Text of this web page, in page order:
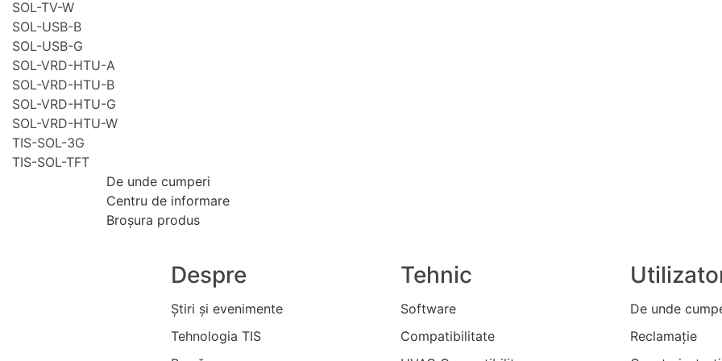
SOL-TV-W
SOL-USB-B
SOL-USB-G
SOL-VRD-HTU-A
SOL-VRD-HTU-B
SOL-VRD-HTU-G
SOL-VRD-HTU-W
TIS-SOL-3G
TIS-SOL-TFT
De unde cumperi
Centru de informare
Broşura produs
Despre
Ştiri şi evenimente
Tehnologia TIS
Tehnic
Software
Compatibilitate
De unde
Reclamaţie